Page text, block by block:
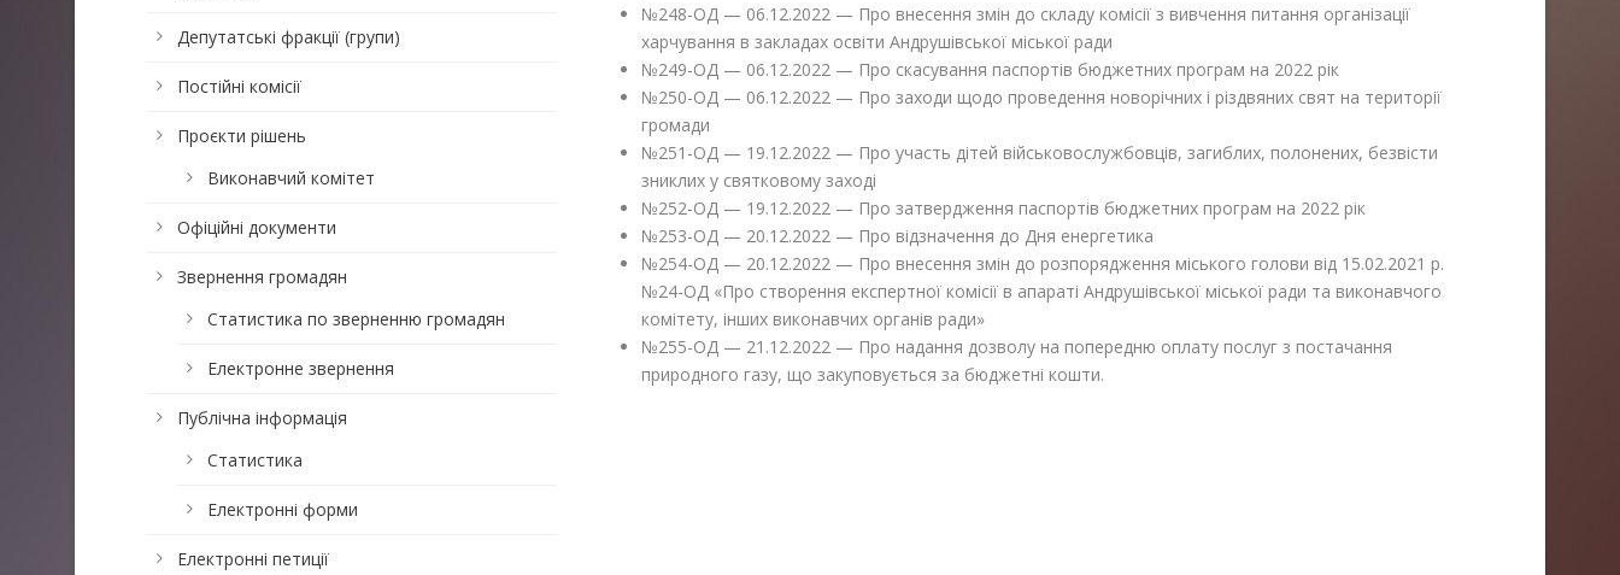
№248-ОД — 06.12.2022 — Про внесення змін до складу комісії з вивчення питання організації
харчування в закладах освіти Андрушівської міської ради
№249-ОД — 06.12.2022 — Про скасування паспортів бюджетних програм на 2022 рік
№250-ОД — 06.12.2022 — Про заходи щодо проведення новорічних і різдвяних свят на території
громади
№251-ОД — 19.12.2022 — Про участь дітей військовослужбовців, загиблих, полонених, безвісти
зниклих у святковому заході
№252-ОД — 19.12.2022 — Про затвердження паспортів бюджетних програм на 2022 рік
№253-ОД — 20.12.2022 — Про відзначення до Дня енергетика
№254-ОД — 20.12.2022 — Про внесення змін до розпорядження міського голови від 15.02.2021 р.
№24-ОД «Про створення експертної комісії в апараті Андрушівської міської ради та виконавчого
комітету, інших виконавчих органів ради»
№255-ОД — 21.12.2022 — Про надання дозволу на попередню оплату послуг з постачання
природного газу, що закуповується за бюджетні кошти.
Депутатські фракції (групи)
Постійні комісії
Проєкти рішень
Виконавчий комітет
Офіційні документи
Звернення громадян
Статистика по зверненню громадян
Електронне звернення
Публічна інформація
Статистика
Електронні форми
Електронні петиції